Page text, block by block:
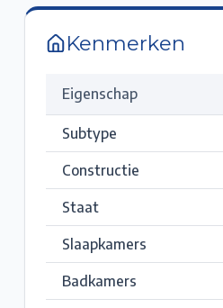
Kenmerken
Eigenschap
Subtype
Constructie
Staat
Slaapkamers
Badkamers